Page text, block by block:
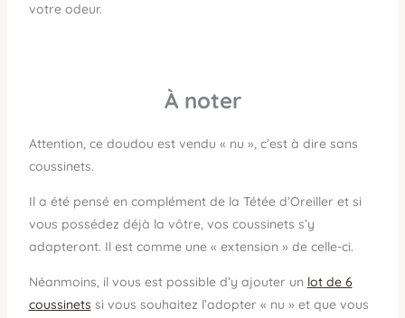
votre odeur.
Ànoter
Attention, ce doudou est vendu « nu », c’est à dire sans
coussinets.
Il a été pensé en complément de la Tétée d’Oreiller et si
vous possédez déjà la vôtre, vos coussinets s’y
adapteront. Il est comme une « extension » de celle-ci.
Néanmoins, il vous est possible d’y ajouter un lot de 6
coussinets si vous souhaitez l’adopter « nu » et que vous